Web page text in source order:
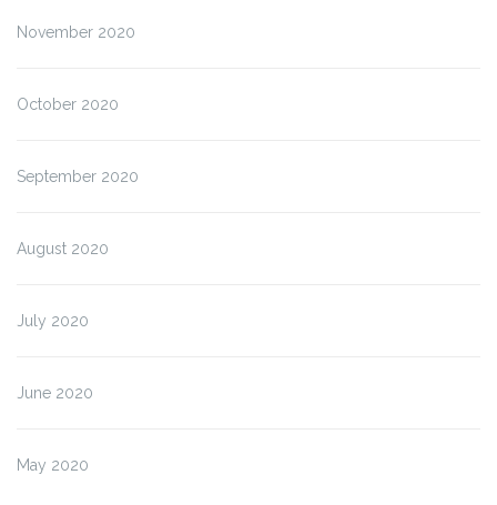
November 2020
October 2020
September 2020
August 2020
July 2020
June 2020
May 2020